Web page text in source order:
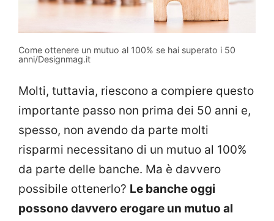
Come ottenere un mutuo al 100% se hai superato i 50
anni/Designmag.it
Molti, tuttavia, riescono a compiere questo
importante passo non prima dei 50 anni e,
spesso, non avendo da parte molti
risparmi necessitano di un mutuo al 100%
da parte delle banche. Ma è davvero
possibile ottenerlo? Le banche oggi
possono davvero erogare un mutuo al